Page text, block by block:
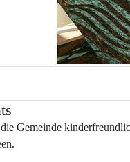
Gemeinde